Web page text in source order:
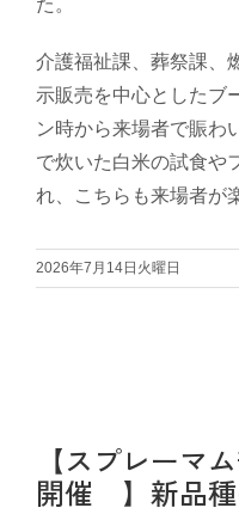
農
中
生産履
介護福祉課、葬祭課、
示販売を中心としたブ
ン時から来場者で賑わ
で炊いた白米の試食や
れ、こちらも来場者が
2026年7月14日火曜日
【スプレーマ
開催 】新品種